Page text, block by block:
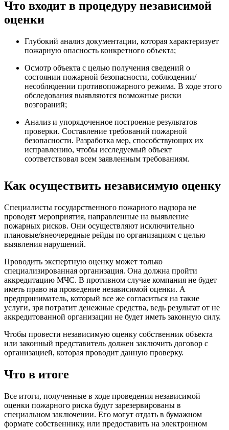
Что входит в процедуру независимой
оценки
Глубокий анализ документации, которая характеризует
пожарную опасность конкретного объекта;
Осмотр объекта с целью получения сведений о
состоянии пожарной безопасности, соблюдении/
несоблюдении противопожарного режима. В ходе этого
обследования выявляются возможные риски
возгораний;
Анализ и упорядоченное построение результатов
проверки. Составление требований пожарной
безопасности. Разработка мер, способствующих их
исправлению, чтобы исследуемый объект
соответствовал всем заявленным требованиям.
Как осуществить независимую оценку
Специалисты государственного пожарного надзора не
проводят мероприятия, направленные на выявление
пожарных рисков. Они осуществляют исключительно
плановые/внеочередные рейды по организациям с целью
выявления нарушений.
Проводить экспертную оценку может только
специализированная организация. Она должна пройти
аккредитацию МЧС. В противном случае компания не будет
иметь право на проведение независимой оценки. А
предприниматель, который все же согласиться на такие
услуги, зря потратит денежные средства, ведь результат от не
аккредитованной организации не будет иметь законную силу.
Чтобы провести независимую оценку собственник объекта
или законный представитель должен заключить договор с
организацией, которая проводит данную проверку.
Что в итоге
Все итоги, полученные в ходе проведения независимой
оценки пожарного риска будут зарезервированы в
специальном заключении. Его могут отдать в бумажном
формате собственнику, или предоставить на электронном